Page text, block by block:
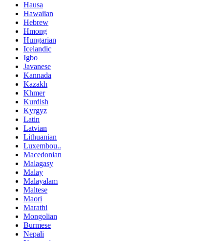
Hausa
Hawaiian
Hebrew
Hmong
Hungarian
Icelandic
Igbo
Javanese
Kannada
Kazakh
Khmer
Kurdish
Kyrgyz
Latin
Latvian
Lithuanian
Luxembou..
Macedonian
Malagasy
Malay
Malayalam
Maltese
Maori
Marathi
Mongolian
Burmese
Nepali